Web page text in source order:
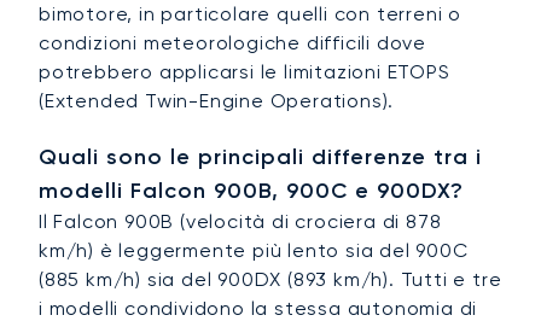
bimotore, in particolare quelli con terreni o
condizioni meteorologiche difficili dove
potrebbero applicarsi le limitazioni ETOPS
(Extended Twin-Engine Operations).
Quali sono le principali differenze tra i
modelli Falcon 900B, 900C e 900DX?
Il Falcon 900B (velocità di crociera di 878
km/h) è leggermente più lento sia del 900C
(885 km/h) sia del 900DX (893 km/h). Tutti e tre
i modelli condividono la stessa autonomia di